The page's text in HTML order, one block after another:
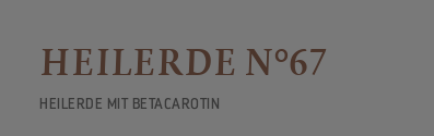
HEILERDE N°67
HEILERDE MIT BETACAROTIN